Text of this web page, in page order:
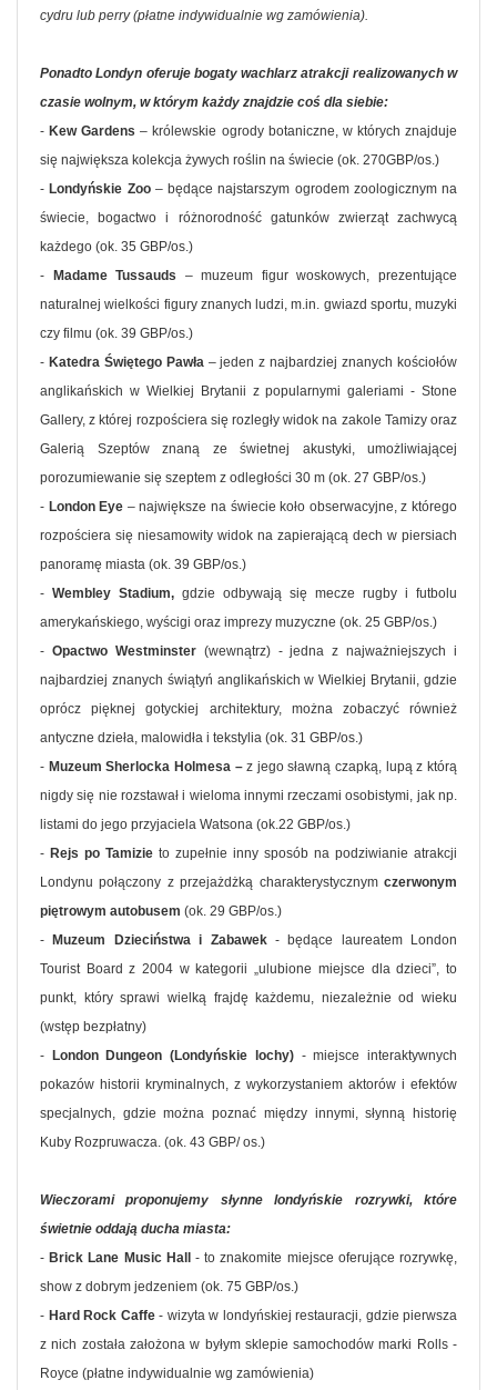
cydru lub perry (płatne indywidualnie wg zamówienia).
Ponadto Londyn oferuje bogaty wachlarz atrakcji realizowanych w
czasie wolnym, w którym każdy znajdzie coś dla siebie:
- Kew Gardens– królewskie ogrody botaniczne, w których znajduje
się największa kolekcja żywych roślin na świecie (ok. 270GBP/os.)
- Londyńskie Zoo– będące najstarszym ogrodem zoologicznym na
świecie, bogactwo i różnorodność gatunków zwierząt zachwycą
każdego (ok. 35 GBP/os.)
-
Madame Tussauds – muzeum figur woskowych, prezentujące
naturalnej wielkości figury znanych ludzi, m.in. gwiazd sportu, muzyki
czy filmu (ok. 39 GBP/os.)
- Katedra Świętego Pawła – jeden z najbardziej znanych kościołów
anglikańskich w Wielkiej Brytanii z popularnymi galeriami - Stone
Gallery, z której rozpościera się rozległy widok na zakole Tamizy oraz
Galerią Szeptów znaną ze świetnej akustyki, umożliwiającej
porozumiewanie się szeptem z odległości 30 m (ok. 27 GBP/os.)
- London Eye – największe na świecie koło obserwacyjne, z którego
rozpościera się niesamowity widok na zapierającą dech w piersiach
panoramę miasta (ok. 39 GBP/os.)
- Wembley Stadium, gdzie odbywają się mecze rugby i futbolu
amerykańskiego, wyścigi oraz imprezy muzyczne (ok. 25 GBP/os.)
- Opactwo Westminster(wewnątrz) - jedna z najważniejszych i
najbardziej znanych świątyń anglikańskich w Wielkiej Brytanii, gdzie
oprócz pięknej gotyckiej architektury, można zobaczyć również
antyczne dzieła, malowidła i tekstylia (ok. 31 GBP/os.)
- Muzeum Sherlocka Holmesa –z jego sławną czapką, lupą z którą
nigdy się nie rozstawał i wieloma innymi rzeczami osobistymi, jak np.
listami do jego przyjaciela Watsona (ok.22 GBP/os.)
- Rejs po Tamizie to zupełnie inny sposób na podziwianie atrakcji
Londynu połączony z przejażdżką charakterystycznymczerwonym
piętrowym autobusem (ok. 29 GBP/os.)
-
Muzeum Dzieciństwa i Zabawek- będące laureatem London
Tourist Board z 2004 w kategorii „ulubione miejsce dla dzieci”, to
punkt, który sprawi wielką frajdę każdemu, niezależnie od wieku
(wstęp bezpłatny)
-
London Dungeon (Londyńskie lochy) - miejsce interaktywnych
pokazów historii kryminalnych, z wykorzystaniem aktorów i efektów
specjalnych, gdzie można poznać między innymi, słynną historię
Kuby Rozpruwacza. (ok. 43 GBP/ os.)
Wieczorami proponujemy słynne londyńskie rozrywki, które
świetnie oddają ducha miasta:
- Brick Lane Music Hall
- to znakomite miejsce oferujące rozrywkę,
show z dobrym jedzeniem (ok. 75 GBP/os.)
- Hard Rock Caffe- wizyta w londyńskiej restauracji, gdzie pierwsza
z nich została założona w byłym sklepie samochodów marki Rolls -
Royce (płatne indywidualnie wg zamówienia)